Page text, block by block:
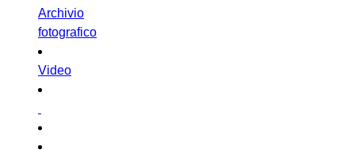
Archivio
fotografico
Video